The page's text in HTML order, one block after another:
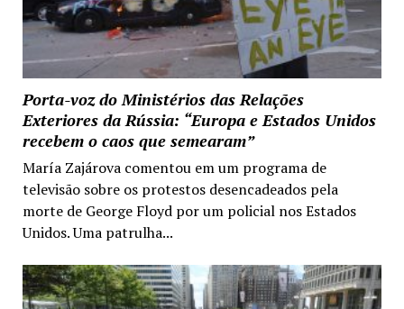
Porta-voz do Ministérios das Relações
Exteriores da Rússia: “Europa e Estados Unidos
recebem o caos que semearam”
María Zajárova comentou em um programa de
televisão sobre os protestos desencadeados pela
morte de George Floyd por um policial nos Estados
Unidos. Uma patrulha...